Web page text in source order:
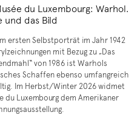
du Luxembourg: Warhol.
und das Bild
ersten Selbstporträt im Jahr 1942
mit Bezug zu „Das
von 1986 ist Warhols
Schaffen ebenso umfangreich
Im Herbst/Winter 2026 widmet
du Luxembourg dem Amerikaner